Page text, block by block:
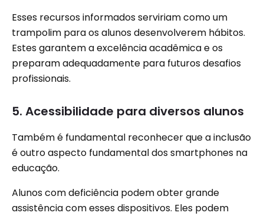
Esses recursos informados serviriam como um
trampolim para os alunos desenvolverem hábitos.
Estes garantem a excelência acadêmica e os
preparam adequadamente para futuros desafios
profissionais.
5. Acessibilidade para diversos alunos
Também é fundamental reconhecer que a inclusão
é outro aspecto fundamental dos smartphones na
educação.
Alunos com deficiência podem obter grande
assistência com esses dispositivos. Eles podem